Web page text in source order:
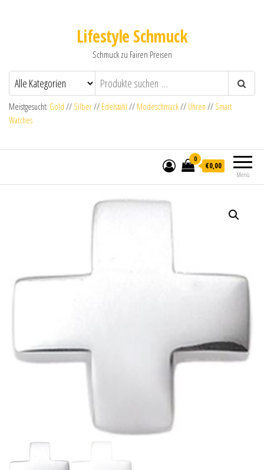
Lifestyle Schmuck
Schmuck zu Fairen Preisen
Meistgesucht: Gold // Silber// Edelstahl // Modeschmuck// Uhren // Smart
Watches
Menü
0
€0,00